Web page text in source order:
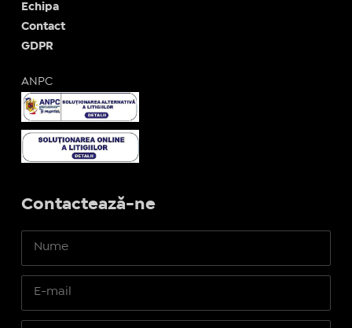
Echipa
Contact
GDPR
ANPC
Contactează-ne